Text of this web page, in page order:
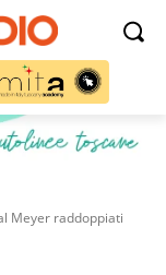
Meyer raddoppiati